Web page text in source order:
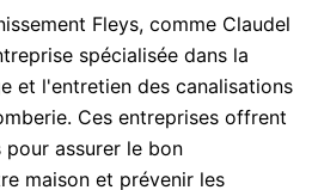
Fleys, comme Claudel
spécialisée dans la
et l'entretien des canalisations
Ces entreprises offrent
pour assurer le bon
maison et prévenir les